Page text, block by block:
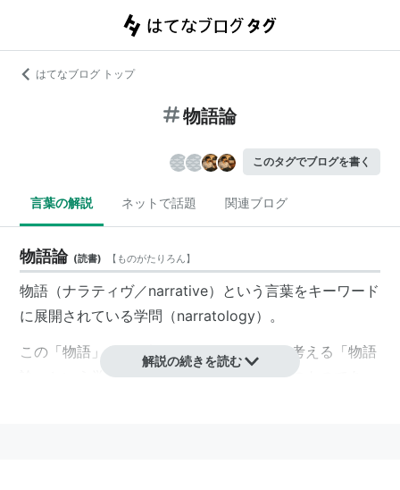
はてなブログ トップ
物語論
このタグでブログを書く
言葉の解説 ネットで話題 関連ブログ
物語論 (読書) 【 ものがたりろん】
物語（ナラティヴ／narrative）という言葉をキーワード
に展開されている学問（narratology）。
この「物語」という概念、あるいはそれを考える「物語
論」という学問は、もとは文学批評の領域のものであっ
解説の続きを読む